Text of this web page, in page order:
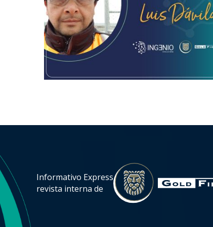
Informativo Express
revista interna de